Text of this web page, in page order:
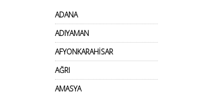
ADANA
ADIYAMAN
AFYONKARAHİSAR
AĞRI
AMASYA